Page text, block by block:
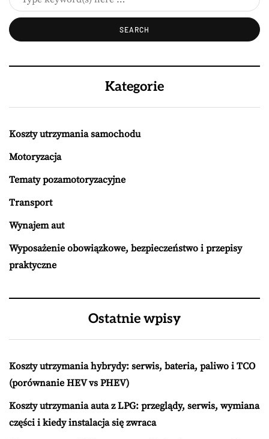
Kategorie
Koszty utrzymania samochodu
Motoryzacja
Tematy pozamotoryzacyjne
Transport
Wynajem aut
Wyposażenie obowiązkowe, bezpieczeństwo i przepisy
praktyczne
Ostatnie wpisy
Koszty utrzymania hybrydy: serwis, bateria, paliwo i TCO
(porównanie HEV vs PHEV)
Koszty utrzymania auta z LPG: przeglądy, serwis, wymiana
części i kiedy instalacja się zwraca